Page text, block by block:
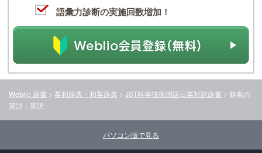
語彙力診断の実施回数増加！
Weblio 辞書 > 英和辞典・和英辞典 > JST科学技術用語日英対訳辞書 > 斜索の
英語・英訳
パソコン版で見る